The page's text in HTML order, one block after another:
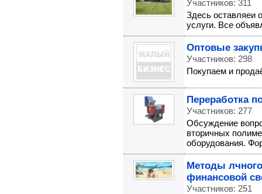
Участников: 311
Здесь
услуги. Все
Оптовые
Участников: 298
Покупаем и
Переработка
Участников: 277
Обсуждение
вторичных
оборудования.
Методы
финансовой
Участников: 251